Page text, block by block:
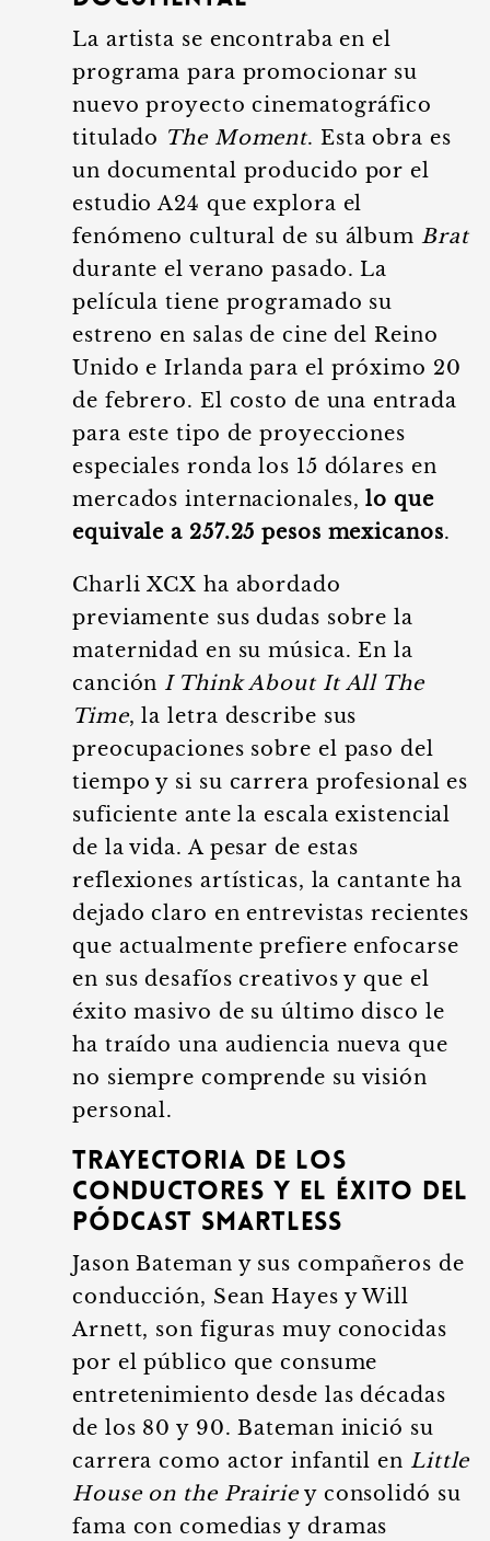
La artista se encontraba en el
programa para promocionar su
nuevo proyecto cinematográfico
titulado The Moment. Esta obra es
un documental producido por el
estudio A24 que explora el
fenómeno cultural de su álbum Brat
durante el verano pasado. La
película tiene programado su
estreno en salas de cine del Reino
Unido e Irlanda para el próximo 20
de febrero. El costo de una entrada
para este tipo de proyecciones
especiales ronda los 15 dólares en
mercados internacionales,lo que
equivale a 257.25 pesos mexicanos.
Charli XCX ha abordado
previamente sus dudas sobre la
maternidad en su música. En la
canción I Think About It All The
Time, la letra describe sus
preocupaciones sobre el paso del
tiempo y si su carrera profesional es
suficiente ante la escala existencial
de la vida. A pesar de estas
reflexiones artísticas, la cantante ha
dejado claro en entrevistas recientes
que actualmente prefiere enfocarse
en sus desafíos creativos y que el
éxito masivo de su último disco le
ha traído una audiencia nueva que
no siempre comprende su visión
personal.
Trayectoria de los
conductores y el éxito del
pódcast SmartLess
Jason Bateman y sus compañeros de
conducción, Sean Hayes y Will
Arnett, son figuras muy conocidas
por el público que consume
entretenimiento desde las décadas
de los 80 y 90. Bateman inició su
carrera como actor infantil en Little
House on the Prairiey consolidó su
fama con comedias y dramas